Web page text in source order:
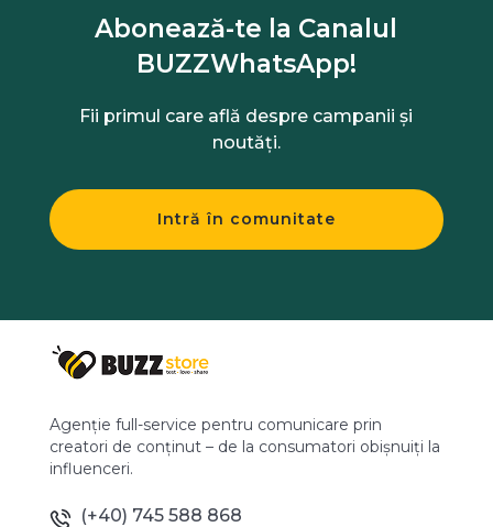
Abonează-te la Canalul
BUZZWhatsApp!
Fii primul care află despre campanii și
noutăți.
Intră în comunitate
Agenție full-service pentru comunicare prin
creatori de conținut – de la consumatori obișnuiți la
influenceri.
(+40) 745 588 868